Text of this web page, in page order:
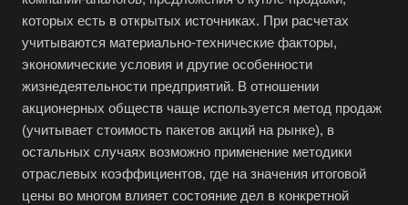
которых есть в открытых источниках. При расчетах
учитываются материально-технические факторы,
экономические условия и другие особенности
жизнедеятельности предприятий. В отношении
акционерных обществ чаще используется метод продаж
(учитывает стоимость пакетов акций на рынке), в
остальных случаях возможно применение методики
отраслевых коэффициентов, где на значения итоговой
цены во многом влияет состояние дел в конкретной
Альметьевск
Анапа
Анжеро-Судженск
Апатиты
Арамиль